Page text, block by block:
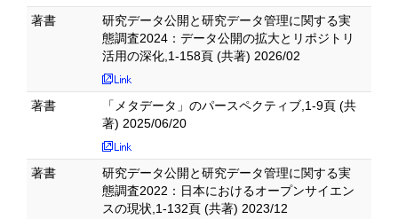
著書
研究データ公開と研究データ管理に関する実
態調査2024：データ公開の拡大とリポジトリ
活用の深化,1-158頁 (共著) 2026/02
著書
「メタデータ」のパースペクティブ,1-9頁 (共
著) 2025/06/20
著書
研究データ公開と研究データ管理に関する実
態調査2022：日本におけるオープンサイエン
スの現状,1-132頁 (共著) 2023/12